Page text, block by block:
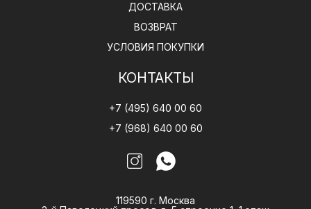
ДОСТАВКА
ВОЗВРАТ
УСЛОВИЯ ПОКУПКИ
КОНТАКТЫ
+7 (495) 640 00 60
+7 (968) 640 00 60
119590 г. Москва